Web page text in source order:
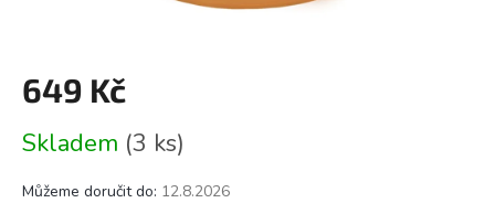
649 Kč
cena:
Skladem (3 ks)
Můžeme doručit do: 12.8.2026